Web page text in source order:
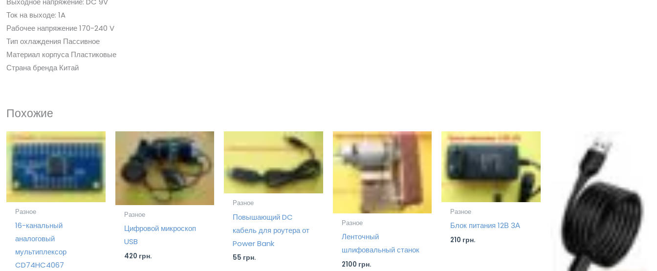
Ток на выходе: 1A
Рабочее напряжение 170-240 V
Тип охлаждения Пассивное
Материал корпуса Пластиковые
Страна бренда Китай
Похожие
Разное
16-канальный
аналоговый
мультиплексор
CD74HC4067
Разное
Цифровой микроскоп
USB
420 грн.
Разное
Повышающий DC
кабель для роутера от
Power Bank
55 грн.
Разное
Ленточный
шлифовальный станок
2100 грн.
Разное
Блок питания 12В 3А
210 грн.